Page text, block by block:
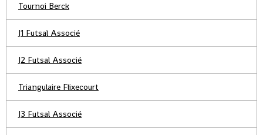
Tournoi Berck
J1 Futsal Associé
J2 Futsal Associé
Triangulaire Flixecourt
J3 Futsal Associé